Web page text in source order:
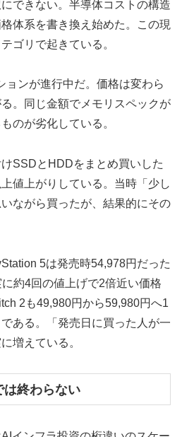
できない。半導体コストの構造
体系を書き換え始めた。この現
ゴリで起きている。
ョンが進行中だ。価格は変わら
。同じ金額でメモリスペックが
のが劣化している。
SSDとHDDをまとめ買いした
値上がりしている。当時「少し
ながら買ったが、結果的にその
5は発売時54,978円だった
約4回の値上げで2倍近い価格
2も49,980円から59,980円へ1
ある。「発売日に買った人が一
増えている。
は終わらない